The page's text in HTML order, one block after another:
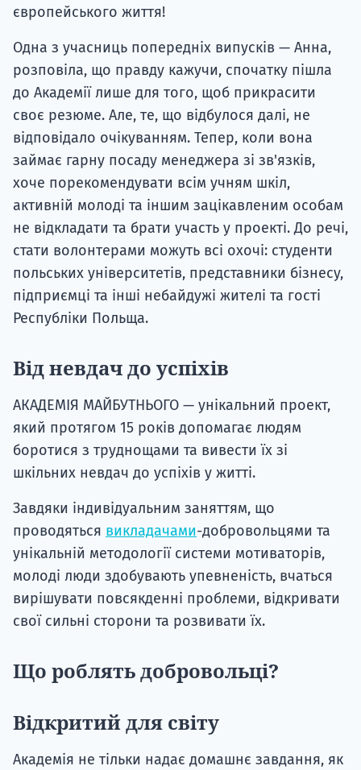
європейського життя!
Одна з учасниць попередніх випусків — Анна,
розповіла, що правду кажучи, спочатку пішла
до Академії лише для того, щоб прикрасити
своє резюме. Але, те, що відбулося далі, не
відповідало очікуванням. Тепер, коли вона
займає гарну посаду менеджера зі зв'язків,
хоче порекомендувати всім учням шкіл,
активній молоді та іншим зацікавленим особам
не відкладати та брати участь у проекті. До речі,
стати волонтерами можуть всі охочі: студенти
польських університетів, представники бізнесу,
підприємці та інші небайдужі жителі та гості
Республіки Польща.
Від невдач до успіхів
АКАДЕМІЯ МАЙБУТНЬОГО — унікальний проект,
який протягом 15 років допомагає людям
боротися з труднощами та вивести їх зі
шкільних невдач до успіхів у житті.
Завдяки індивідуальним заняттям, що
проводяться викладачами-добровольцями та
унікальній методології системи мотиваторів,
молоді люди здобувають упевненість, вчаться
вирішувати повсякденні проблеми, відкривати
свої сильні сторони та розвивати їх.
Що роблять добровольці?
Відкритий для світу
Академія не тільки надає домашнє завдання, як